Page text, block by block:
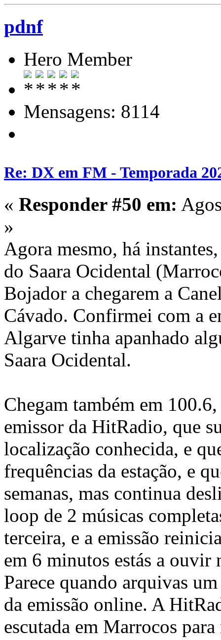
pdnf
Hero Member
Mensagens: 8114
Re: DX em FM - Temporada
« Responder #50 em:
»
Agora mesmo, há
do Saara Ocidental
Bojador a chegarem a
Cávado. Confirmei com a
Algarve tinha apanhado
Saara Ocidental.
Chegam também em
emissor da HitRadio, que
localização conhecida, e
frequências da estação, e
semanas, mas continua
loop de 2 músicas
terceira, e a emissão
em 6 minutos estás a ouvir
Parece quando arquivas
da emissão online. A
escutada em Marrocos